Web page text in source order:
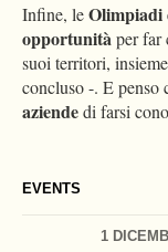
EVENTS
1
Infine, leOlimpiadi
opportunitàper far
suoi territori,
concluso -. E penso
aziendedi farsi